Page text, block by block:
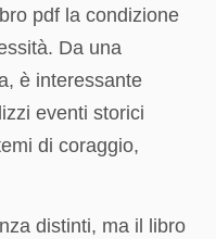
pdf la condizione
Da una
è interessante
eventi storici
di coraggio,
distinti, ma il libro